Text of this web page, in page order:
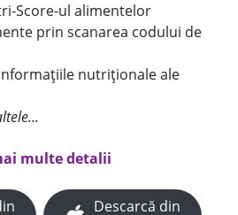
Score-ul alimentelor
prin scanarea codului de
nutriționale ale
multe detalii
Descarcă din